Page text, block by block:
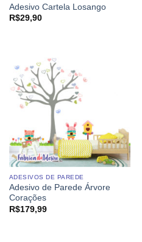
Adesivo Cartela Losango
R$29,90
ADESIVOS DE PAREDE
Adesivo de Parede Árvore
Corações
R$179,99